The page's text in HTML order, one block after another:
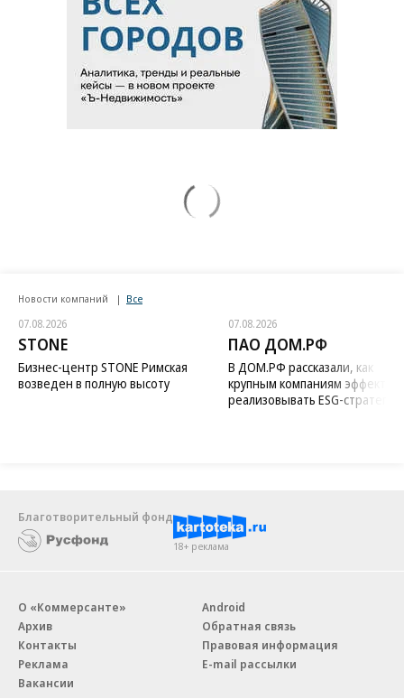
Новости компаний Все
07.08.2026
STONE
Бизнес-центр STONE Римская
возведен в полную высоту
07.08.2026
ПАО ДОМ.РФ
В ДОМ.РФ рассказали, как
крупным компаниям
реализовывать ESG-стратегию
Благотворительный фонд
18+ реклама
О «Коммерсанте»
Архив
Контакты
Реклама
Вакансии
Android
Обратная связь
Правовая информация
E-mail рассылки